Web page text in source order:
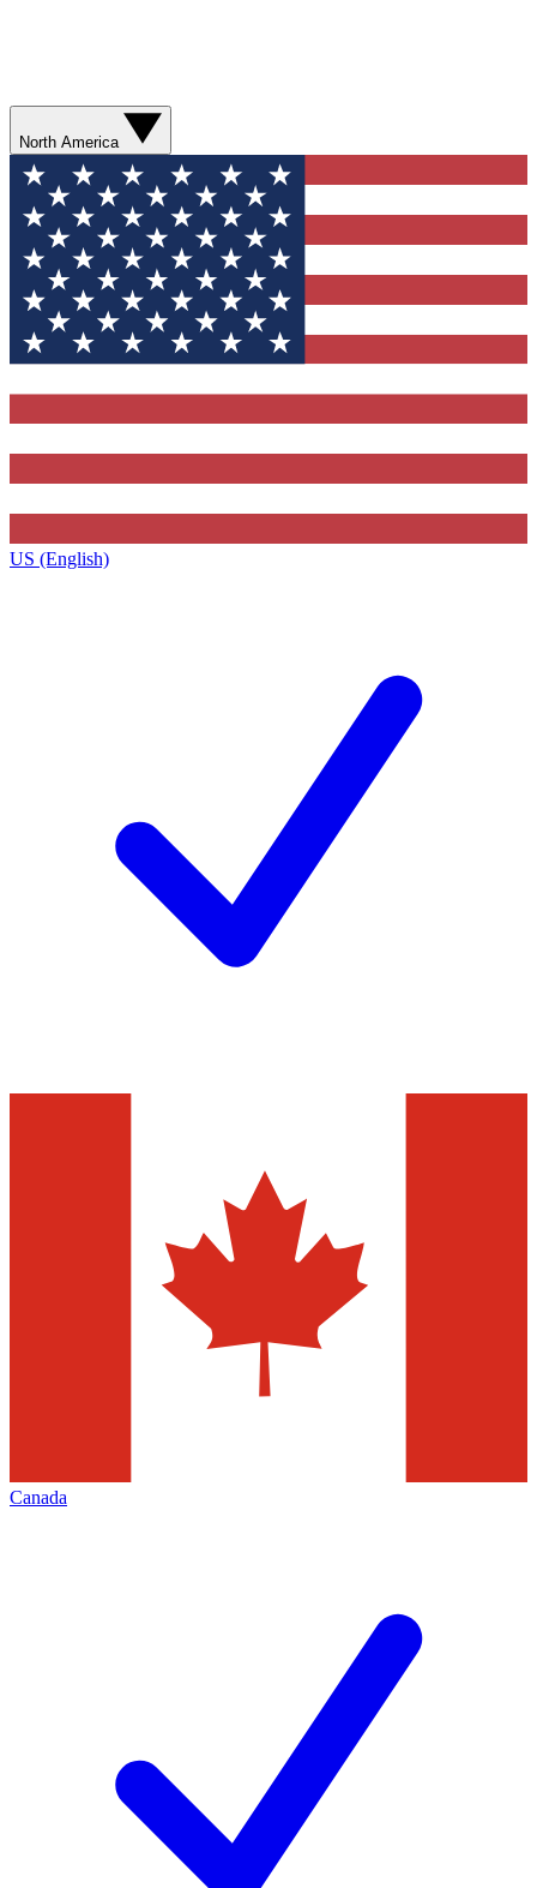
North America
US (English)
Canada